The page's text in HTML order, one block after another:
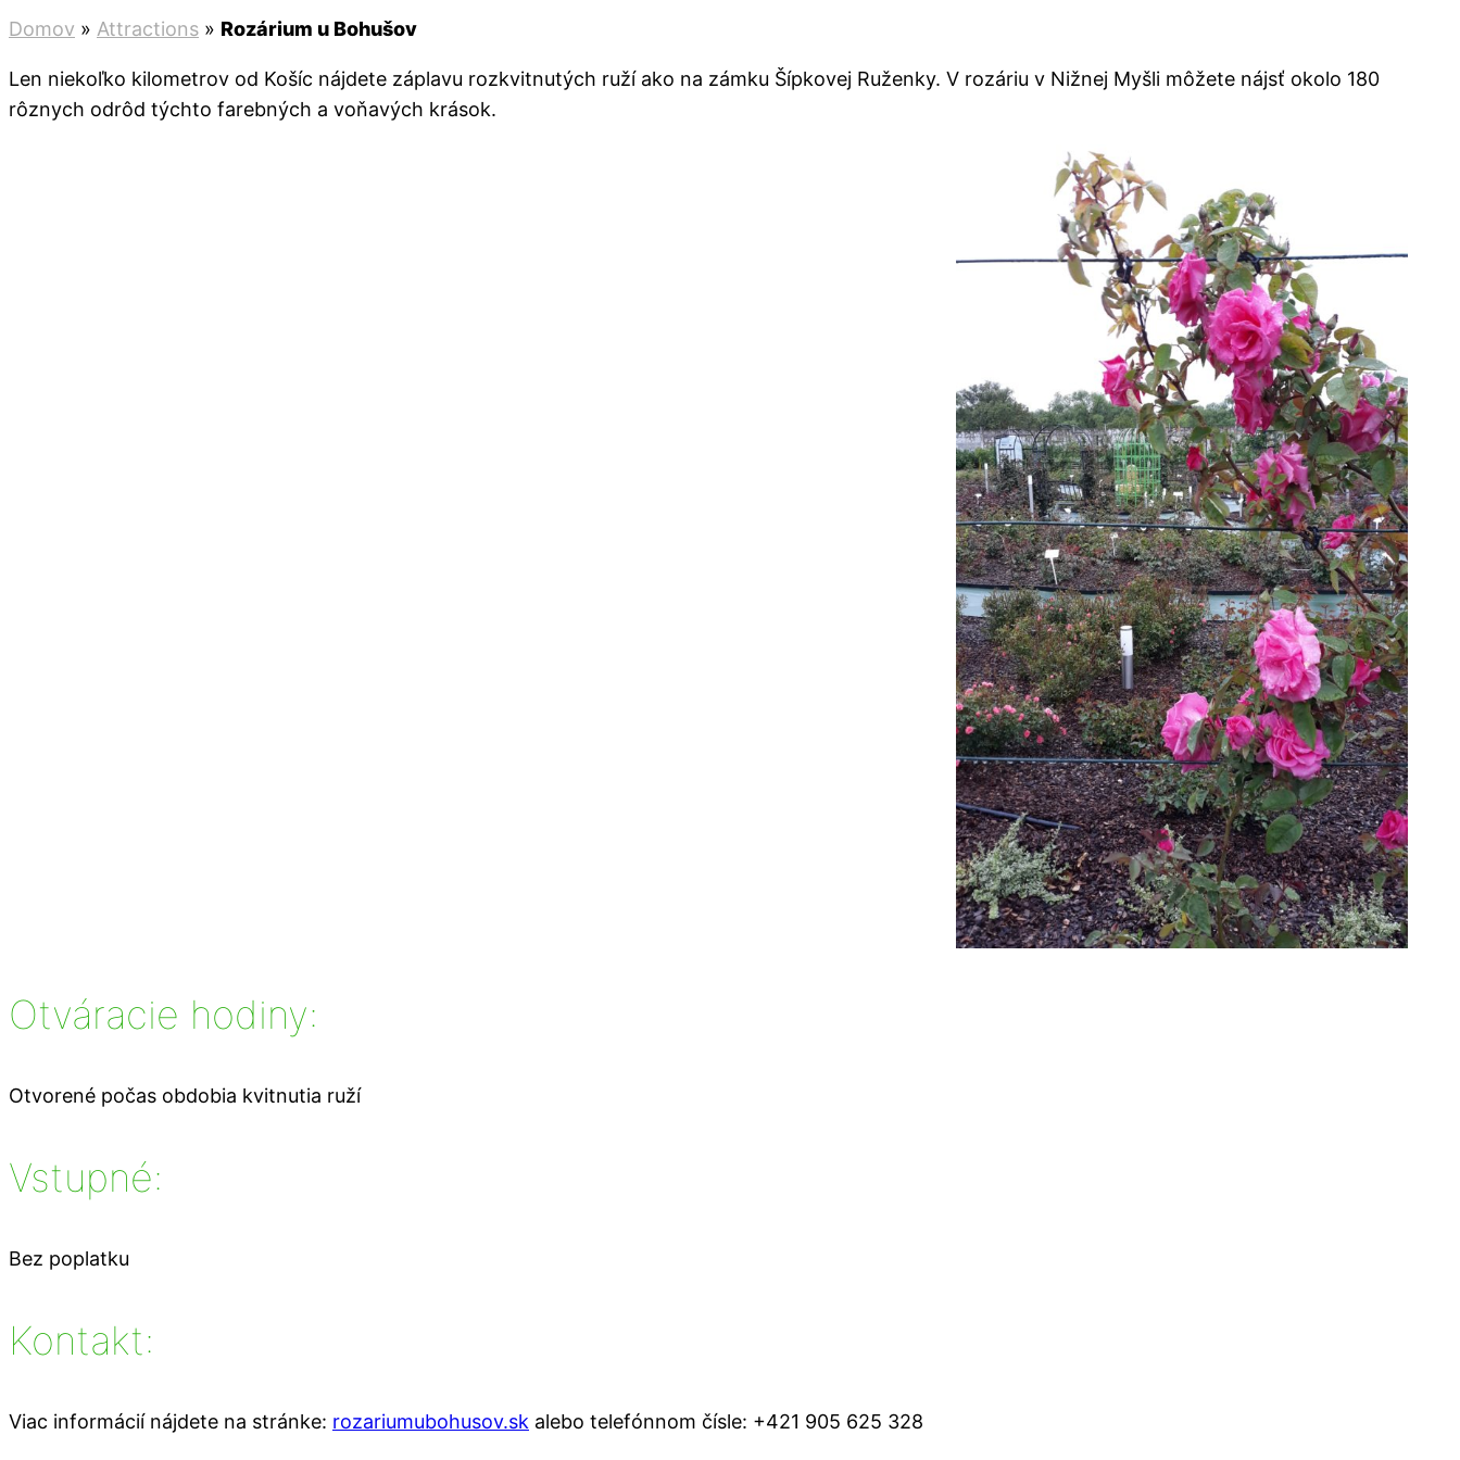
Domov » Attractions » Rozárium u Bohušov
Len niekoľko kilometrov od Košíc nájdete záplavu rozkvitnutých ruží ako na zámku Šípkovej Ruženky. V rozáriu v Nižnej Myšli môžete nájsť okolo 180
rôznych odrôd týchto farebných a voňavých krások.
Otváracie hodiny:
Otvorené počas obdobia kvitnutia ruží
Vstupné:
Bez poplatku
Kontakt:
Viac informácií nájdete na stránke: rozariumubohusov.sk alebo telefónnom čísle: +421 905 625 328